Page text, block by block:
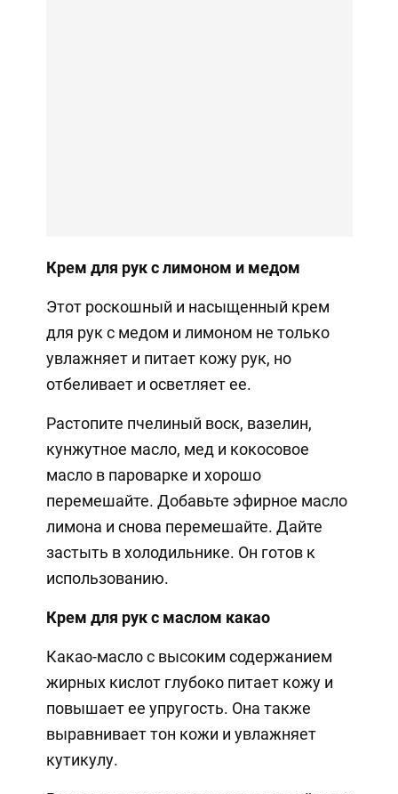
Крем для рук с лимоном и медом
Этот роскошный и насыщенный крем
для рук с медом и лимоном не только
увлажняет и питает кожу рук, но
отбеливает и осветляет ее.
Растопите пчелиный воск, вазелин,
кунжутное масло, мед и кокосовое
масло в пароварке и хорошо
перемешайте. Добавьте эфирное масло
лимона и снова перемешайте. Дайте
застыть в холодильнике. Он готов к
использованию.
Крем для рук с маслом какао
Какао-масло с высоким содержанием
жирных кислот глубоко питает кожу и
повышает ее упругость. Она также
выравнивает тон кожи и увлажняет
кутикулу.